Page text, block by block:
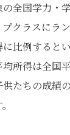
全国学力・
クラスにラ
比例すると
所得は全国
たちの成績